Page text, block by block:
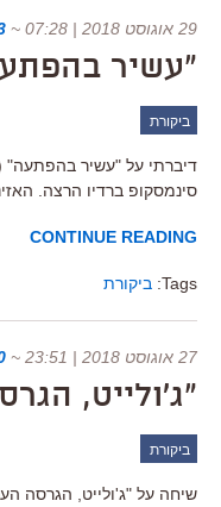
29 אוגוסט 2018 | 07:28 ~
"עשיר
ביקורת
סינמסקופ ברדיו הרצה.
CONTINUE READING
Tags: ביקורת
27 אוגוסט 2018 | 23:51 ~
"ג'ולייט,
ביקורת
שיחה על "ג'ולייט, הגרסה